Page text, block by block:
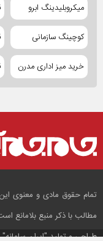
میکروبلیدینگ ابرو
کوچینگ سازمانی
خرید میز اداری مدرن
تمام حقوق مادی و معنوی
مطالب با ذکر منبع بلامانع
طراحی و تولید"ایران سامانه"